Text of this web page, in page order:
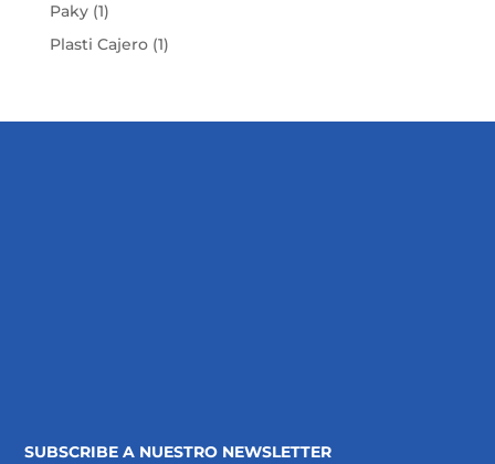
Paky(1)
Plasti Cajero(1)
SUBSCRIBE A NUESTRO NEWSLETTER